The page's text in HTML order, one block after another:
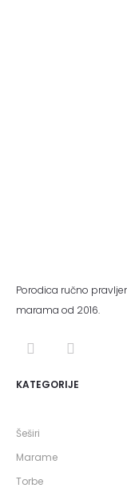
Porodica ručno
marama od 2016.
KATEGORIJE
Šeširi
Marame
Torbe